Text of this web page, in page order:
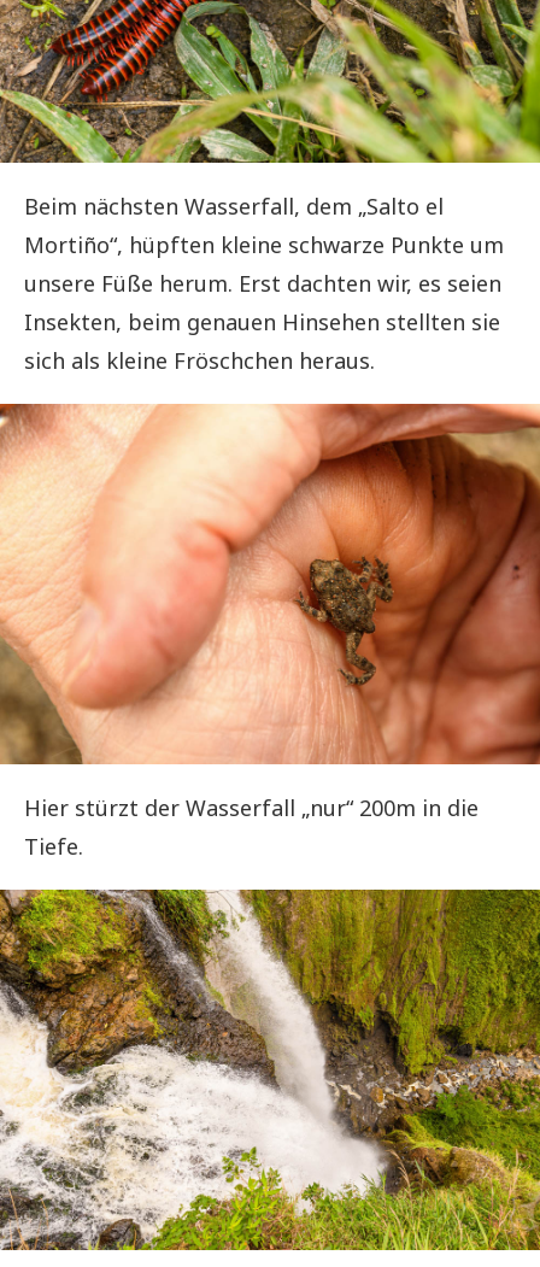
Beim nächsten Wasserfall, dem „Salto el
Mortiño“, hüpften kleine schwarze Punkte um
unsere Füße herum. Erst dachten wir, es seien
Insekten, beim genauen Hinsehen stellten sie
sich als kleine Fröschchen heraus.
Hier stürzt der Wasserfall „nur“ 200m in die
Tiefe.